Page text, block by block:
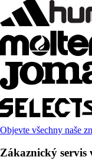
Objevte všechny naše
Zákaznický servis